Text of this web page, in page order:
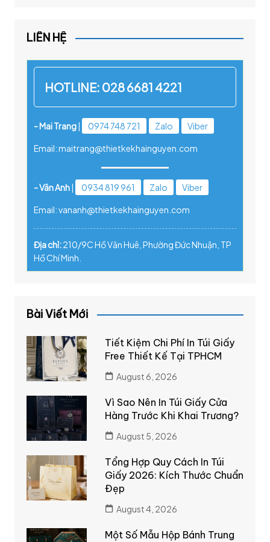
LIÊN HỆ
HOTLINE: 028 6681 4221
- Mai Trang| 0974 748 721 Zalo Viber
Email: maitrang@thietkekhainguyen.com
- Vân Anh| 0934 819 961 Zalo Viber
Email: vananh@thietkekhainguyen.com
Địa chỉ:210/9C Hồ Văn Huê, Phường Đức Nhuận, TP
Hồ Chí Minh.
Bài Viết Mới
Tiết Kiệm Chi Phí In Túi Giấy
Free Thiết Kế Tại TPHCM
August 6, 2026
Vì Sao Nên In Túi Giấy Cửa
Hàng Trước Khi Khai Trương?
August 5, 2026
Tổng Hợp Quy Cách In Túi
Giấy 2026: Kích Thước Chuẩn
Đẹp
August 4, 2026
Một Số Mẫu Hộp Bánh Trung